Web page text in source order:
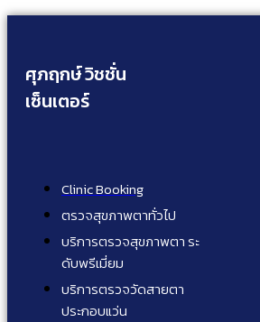
ศุภฤกษ์ วิชชั่น
เซ็นเตอร์
Clinic Booking
ตรวจสุขภาพตาทั่วไป
บริการตรวจสุขภาพตา ระ
ดับพรีเมี่ยม
บริการตรวจวัดสายตา
ประกอบแว่น